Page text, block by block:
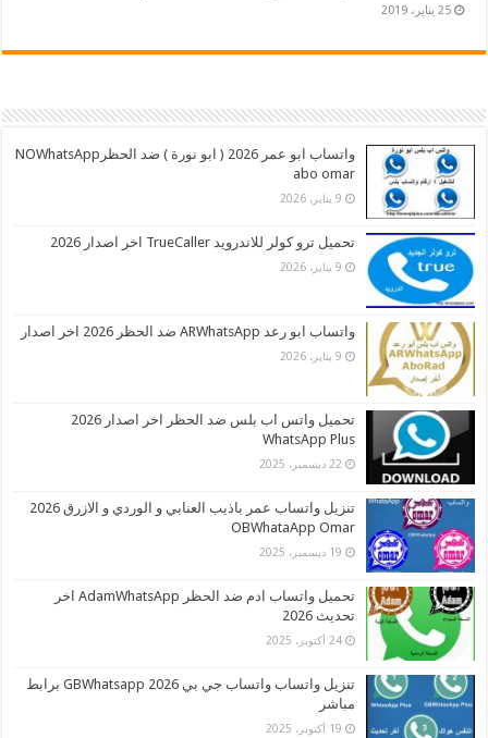
25 يناير، 2019
واتساب ابو عمر 2026 ( ابو نورة ) ضد الحظرNOWhatsApp
abo omar
9 يناير، 2026
تحميل ترو كولر للاندرويد TrueCaller اخر اصدار 2026
9 يناير، 2026
واتساب ابو رعد ARWhatsApp ضد الحظر 2026 اخر اصدار
9 يناير، 2026
تحميل واتس اب بلس ضد الحظر اخر اصدار 2026
WhatsApp Plus
22 ديسمبر، 2025
تنزيل واتساب عمر باذيب العنابي و الوردي و الازرق 2026
OBWhataApp Omar
19 ديسمبر، 2025
تحميل واتساب ادم ضد الحظر AdamWhatsApp اخر
تحديث 2026
24 أكتوبر، 2025
تنزيل واتساب واتساب جي بي 2026 GBWhatsapp برابط
مباشر
19 أكتوبر، 2025